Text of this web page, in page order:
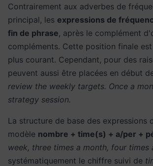
Contrairement aux adverbes de
principal, les expressions de
fin de phrase, après le complément
compléments. Cette position finale
plus courant. Cependant, pour des
peuvent aussi être placées en début
review the weekly targets. Once a
strategy session.
La structure de base des expressions
modèle nombre + time(s) + a/per +
week, three times a month, four times
systématiquement le chiffre suivi de